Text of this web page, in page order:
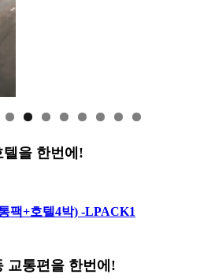
텔을 한번에!
팩+호텔4박) -LPACK1
교통편을 한번에!